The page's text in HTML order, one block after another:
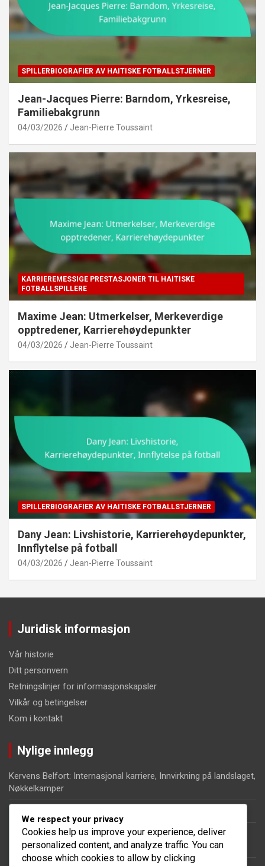
SPILLERBIOGRAFIER AV HAITISKE FOTBALLSTJERNER
Jean-Jacques Pierre: Barndom, Yrkesreise,
Familiebakgrunn
04/03/2026 Jean-Pierre Toussaint
KARRIEREMESSIGE PRESTASJONER TIL HAITISKE
FOTBALLSPILLERE
Maxime Jean: Utmerkelser, Merkeverdige
opptredener, Karrierehøydepunkter
04/03/2026 Jean-Pierre Toussaint
SPILLERBIOGRAFIER AV HAITISKE FOTBALLSTJERNER
Dany Jean: Livshistorie, Karrierehøydepunkter,
Innflytelse på fotball
04/03/2026 Jean-Pierre Toussaint
Juridisk informasjon
Vår historie
Ditt personvern
Retningslinjer for informasjonskapsler
Vilkår og betingelser
Kom i kontakt
Nylige innlegg
Kervens Belfort: Internasjonal karriere, Innvirkning på landslaget,
Nøkkelkamper
Maxime Jean: Utmerkelser, Merkeverdige opptredener,
Karrierehøydepunkter
We respect your privacy
Cookies help us improve your experience, deliver
personalized content, and analyze traffic. You can
choose which cookies to allow by clicking